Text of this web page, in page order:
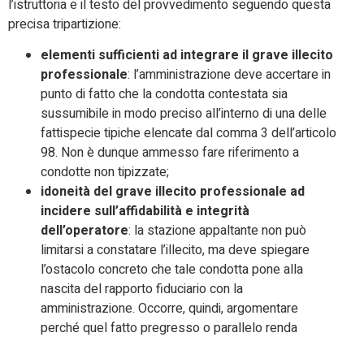
l’istruttoria e il testo del provvedimento seguendo questa
precisa tripartizione:
elementi sufficienti ad integrare il grave illecito
professionale: l’amministrazione deve accertare in
punto di fatto che la condotta contestata sia
sussumibile in modo preciso all’interno di una delle
fattispecie tipiche elencate dal comma 3 dell’articolo
98. Non è dunque ammesso fare riferimento a
condotte non tipizzate;
idoneità del grave illecito professionale ad
incidere sull’affidabilità e integrità
dell’operatore: la stazione appaltante non può
limitarsi a constatare l’illecito, ma deve spiegare
l’ostacolo concreto che tale condotta pone alla
nascita del rapporto fiduciario con la
amministrazione. Occorre, quindi, argomentare
perché quel fatto pregresso o parallelo renda